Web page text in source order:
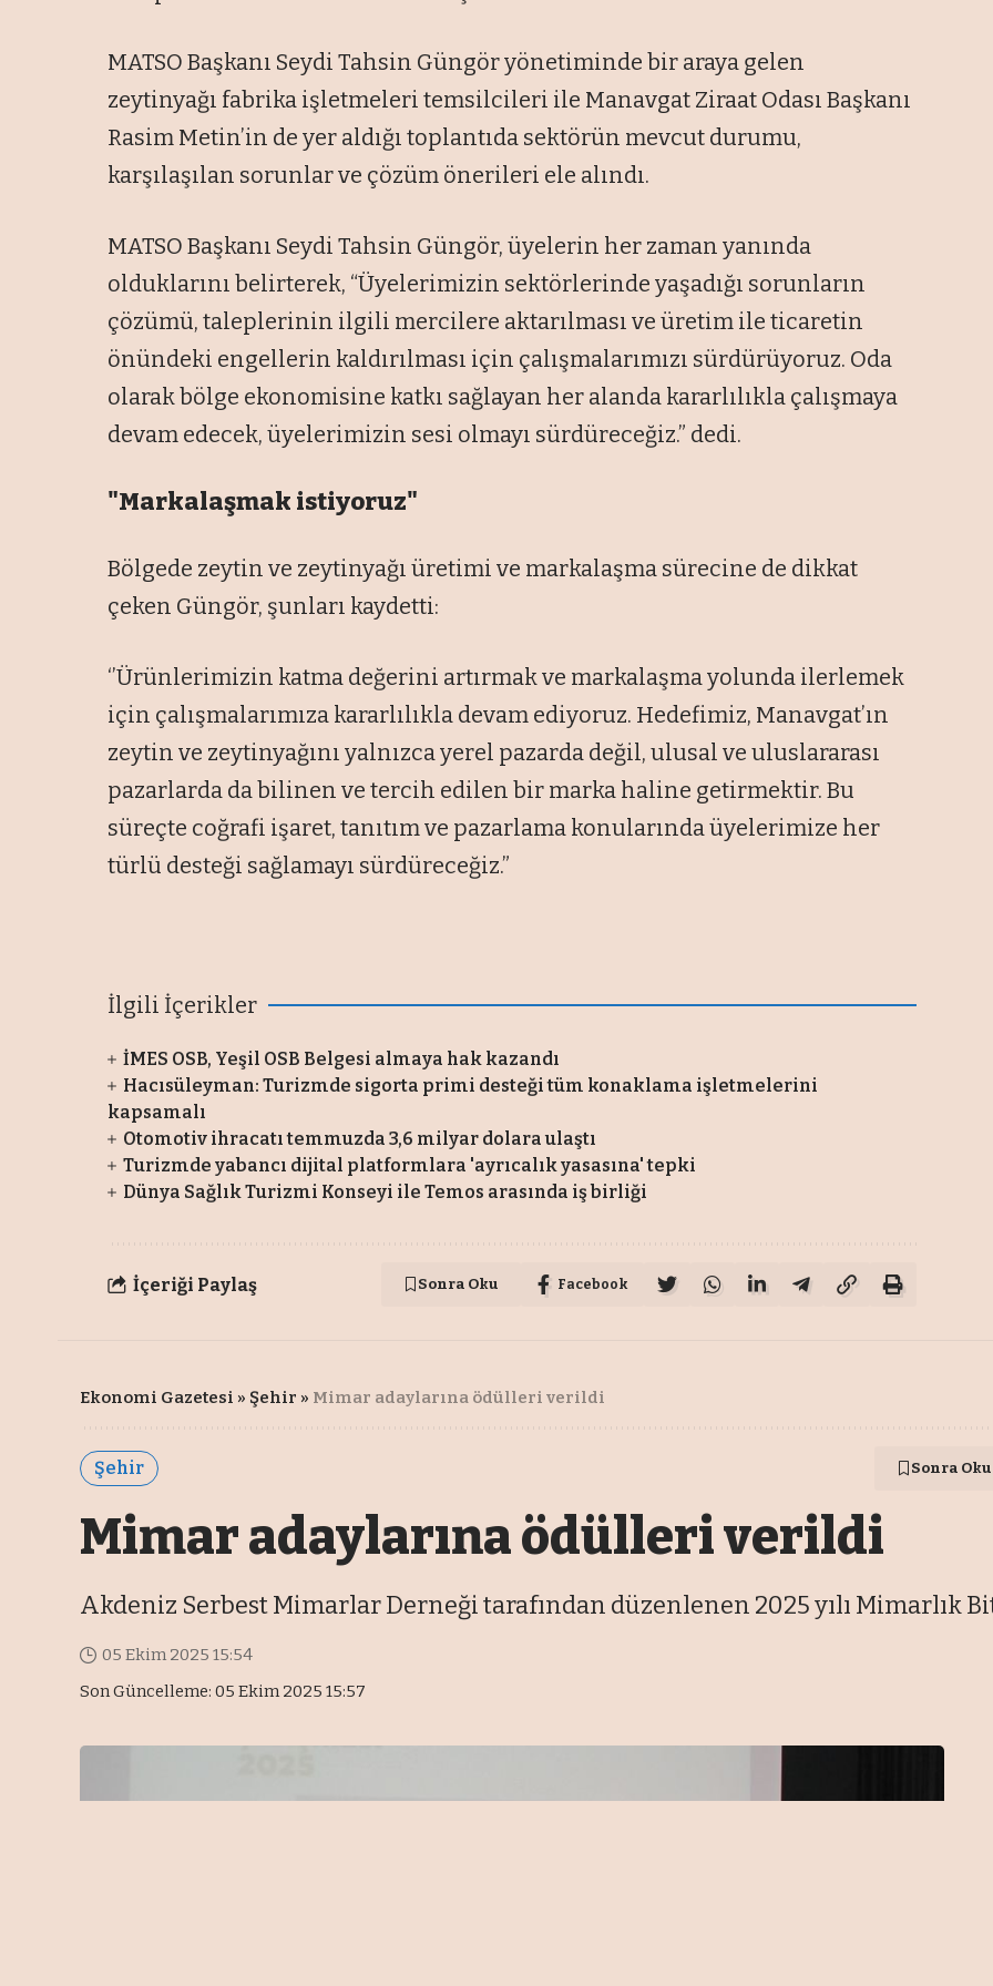
MATSO Başkanı Seydi Tahsin Güngör yönetiminde bir araya gelen
zeytinyağı fabrika işletmeleri temsilcileri ile Manavgat Ziraat Odası Başkanı
Rasim Metin’in de yer aldığı toplantıda sektörün mevcut durumu,
karşılaşılan sorunlar ve çözüm önerileri ele alındı.
MATSO Başkanı Seydi Tahsin Güngör, üyelerin her zaman yanında
olduklarını belirterek, “Üyelerimizin sektörlerinde yaşadığı sorunların
çözümü, taleplerinin ilgili mercilere aktarılması ve üretim ile ticaretin
önündeki engellerin kaldırılması için çalışmalarımızı sürdürüyoruz. Oda
olarak bölge ekonomisine katkı sağlayan her alanda kararlılıkla çalışmaya
devam edecek, üyelerimizin sesi olmayı sürdüreceğiz.” dedi.
"Markalaşmak istiyoruz"
Bölgede zeytin ve zeytinyağı üretimi ve markalaşma sürecine de dikkat
çeken Güngör, şunları kaydetti:
‘’Ürünlerimizin katma değerini artırmak ve markalaşma yolunda ilerlemek
için çalışmalarımıza kararlılıkla devam ediyoruz. Hedefimiz, Manavgat’ın
zeytin ve zeytinyağını yalnızca yerel pazarda değil, ulusal ve uluslararası
pazarlarda da bilinen ve tercih edilen bir marka haline getirmektir. Bu
süreçte coğrafi işaret, tanıtım ve pazarlama konularında üyelerimize her
türlü desteği sağlamayı sürdüreceğiz.”
İlgili İçerikler
İMES OSB, Yeşil OSB Belgesi almaya hak kazandı
Hacısüleyman: Turizmde sigorta primi desteği tüm konaklama işletmelerini
kapsamalı
Otomotiv ihracatı temmuzda 3,6 milyar dolara ulaştı
Turizmde yabancı dijital platformlara 'ayrıcalık yasasına' tepki
Dünya Sağlık Turizmi Konseyi ile Temos arasında iş birliği
İçeriği Paylaş Sonra Oku Facebook
Ekonomi Gazetesi » Şehir » Mimar adaylarına ödülleri verildi
Şehir Sonra Oku
Mimar adaylarına ödülleri verildi
Akdeniz Serbest Mimarlar Derneği tarafından düzenlenen 2025 yılı Mimarlık
Son Güncelleme: 05 Ekim 2025 15:57
05 Ekim 2025 15:54